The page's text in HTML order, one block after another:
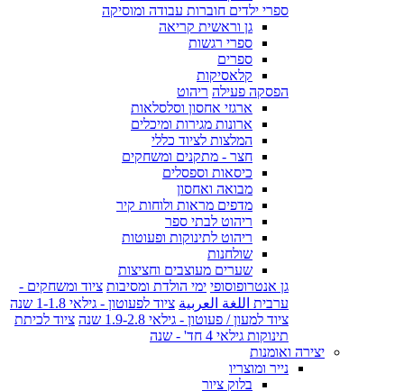
ספרי ילדים חוברות עבודה ומוסיקה
גן וראשית קריאה
ספרי רגשות
ספרים
קלאסיקות
הפסקה פעילה ריהוט
ארגזי אחסון וסלסלאות
ארונות מגירות ומיכלים
המלצות לציוד כללי
חצר - מתקנים ומשחקים
כיסאות וספסלים
מבואה ואחסון
מדפים מראות ולוחות קיר
ריהוט לבתי ספר
ריהוט לתינוקות ופעוטות
שולחנות
שערים מעוצבים וחציצות
גן אנטרופוסופי ימי הולדת ומסיבות ציוד ומשחקים -
ערבית اللغة العربية ציוד לפעוטון - גילאי 1-1.8 שנה
ציוד למעון / פעוטון - גילאי 1.9-2.8 שנה
ציוד לכיתת
תינוקות גילאי 4 חד' - שנה
יצירה ואומנות
נייר ומוצריו
בלוק ציור